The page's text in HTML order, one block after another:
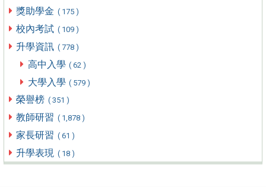
獎助學金 ( 175 )
校內考試 ( 109 )
升學資訊 ( 778 )
高中入學 ( 62 )
大學入學 ( 579 )
榮譽榜 ( 351 )
教師研習 ( 1,878 )
家長研習 ( 61 )
升學表現 ( 18 )